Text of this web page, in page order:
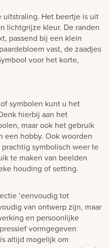
uitstraling. Het beertje is uit
lichtgrijze kleur. De randen
passend bij een klein
vast, de zaadjes
voor het korte,
symbolen kunt u het
hierbij aan het
maar ook het gebruik
een hobby. Ook woorden
symbolisch weer te
te maken van beelden
houding of setting.
‘eenvoudig tot
van ontwerp zijn, maar
en persoonlijke
vormgegeven
altijd mogelijk om